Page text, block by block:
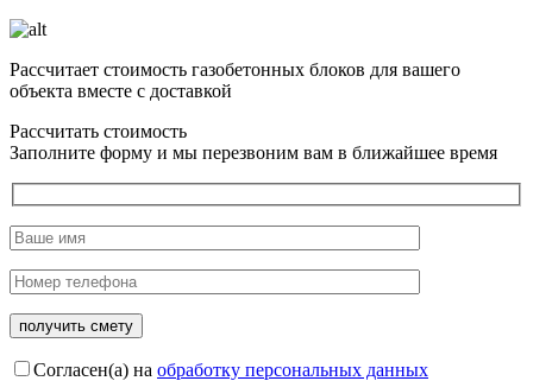
Рассчитает стоимость газобетонных блоков для вашего
объекта вместе с доставкой
Рассчитать стоимость
Заполните форму и мы перезвоним вам в ближайшее время
Согласен(а) на обработку персональных данных